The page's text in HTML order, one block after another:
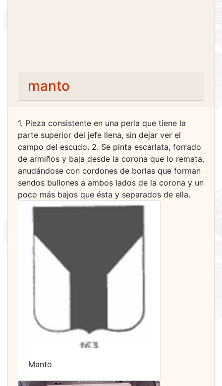
manto
1. Pieza consistente en una perla que tiene la
parte superior del jefe llena, sin dejar ver el
campo del escudo. 2. Se pinta escarlata, forrado
de armiños y baja desde la corona que lo remata,
anudándose con cordones de borlas que forman
sendos bullones a ambos lados de la corona y un
poco más bajos que ésta y separados de ella.
Manto